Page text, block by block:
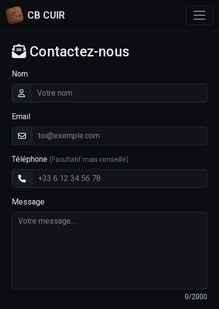
CB CUIR
Contactez-nous
Nom
Email
Téléphone (Facultatif mais conseillé)
Message
0/2000